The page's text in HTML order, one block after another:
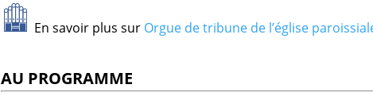
En savoir plus sur Orgue de tribune de l’église
AU PROGRAMME